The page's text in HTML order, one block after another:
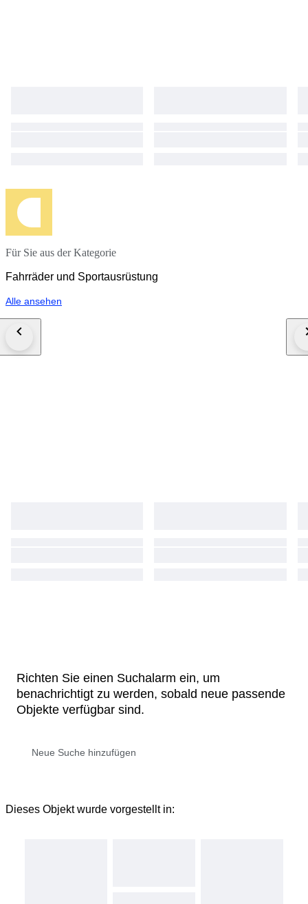
Für Sie aus der Kategorie
Fahrräder und Sportausrüstung
Alle ansehen
Richten Sie einen Suchalarm ein, um
benachrichtigt zu werden, sobald neue passende
Objekte verfügbar sind.
Dieses Objekt wurde vorgestellt in: